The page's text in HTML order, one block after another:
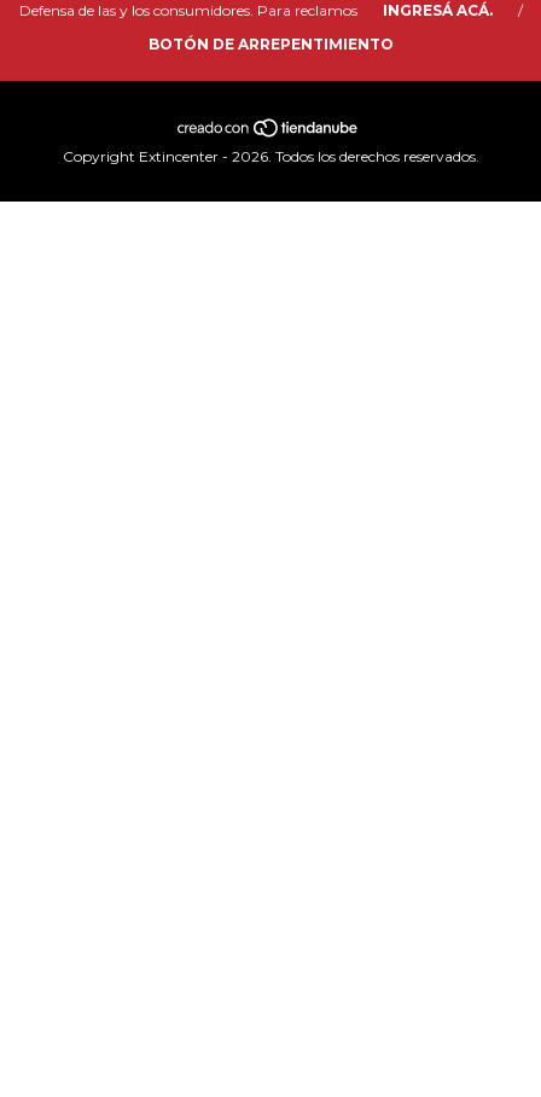
Defensa de las y los consumidores. Para reclamos INGRESÁ ACÁ.
/
BOTÓN DE ARREPENTIMIENTO
Copyright Extincenter - 2026. Todos los derechos reservados.